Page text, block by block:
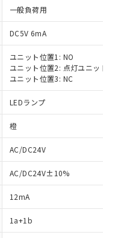
一般負荷用
DC5V 6mA
ユニット位置1: NO
ユニット位置2: 点灯ユニット
ユニット位置3: NC
LEDランプ
橙
AC/DC24V
AC/DC24V±10%
12mA
1a+1b